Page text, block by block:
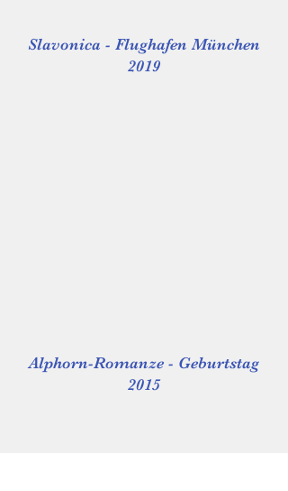
Slavonica - Flughafen München
2019
Alphorn-Romanze - Geburtstag
2015